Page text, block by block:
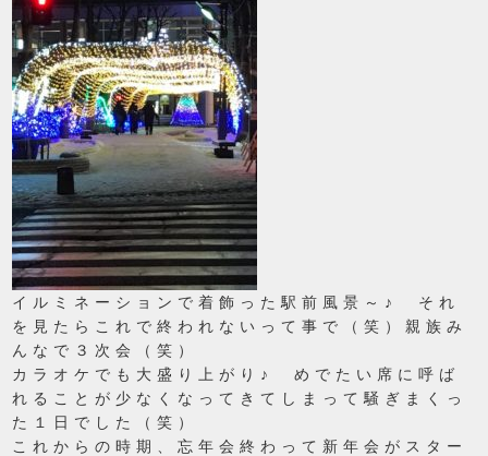
イルミネーションで着飾った駅前風景～♪ それ
を見たらこれで終われないって事で（笑）親族み
んなで３次会（笑）
カラオケでも大盛り上がり♪ めでたい席に呼ば
れることが少なくなってきてしまって騒ぎまくっ
た１日でした（笑）
これからの時期、忘年会終わって新年会がスター